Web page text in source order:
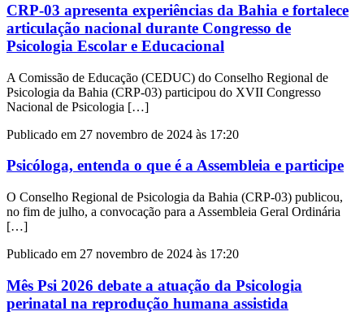
CRP-03 apresenta experiências da Bahia e fortalece
articulação nacional durante Congresso de
Psicologia Escolar e Educacional
A Comissão de Educação (CEDUC) do Conselho Regional de
Psicologia da Bahia (CRP-03) participou do XVII Congresso
Nacional de Psicologia […]
Publicado em 27 novembro de 2024 às 17:20
Psicóloga, entenda o que é a Assembleia e participe
O Conselho Regional de Psicologia da Bahia (CRP-03) publicou,
no fim de julho, a convocação para a Assembleia Geral Ordinária
[…]
Publicado em 27 novembro de 2024 às 17:20
Mês Psi 2026 debate a atuação da Psicologia
perinatal na reprodução humana assistida